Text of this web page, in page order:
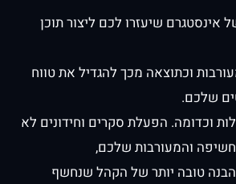
אינסטגרם שיעזרו לכם ליצור תוכן
וכתוצאה מכך להגדיל את טווח
שלכם.
וכדומה. הפעלת סקרים וחידונים לא
והמעורבות שלכם,
טובה יותר של הקהל שנחשף